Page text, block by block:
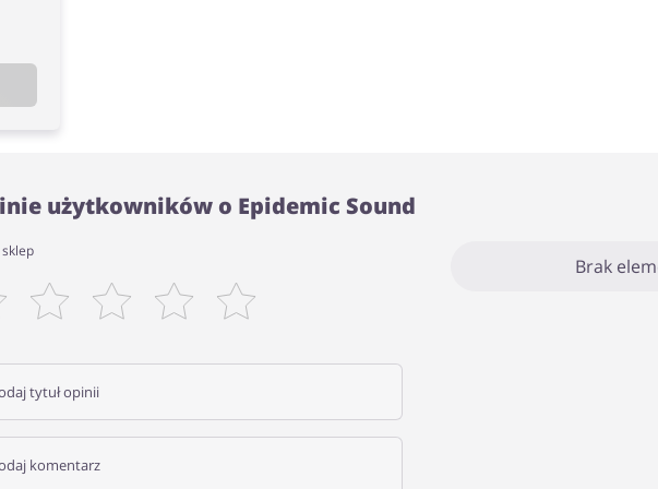
użytkowników o Epidemic Sound
Brak